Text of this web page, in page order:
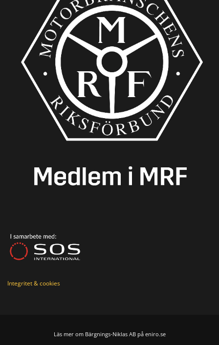
Integritet & cookies
Läs mer om Bärgnings-Niklas AB på eniro.se